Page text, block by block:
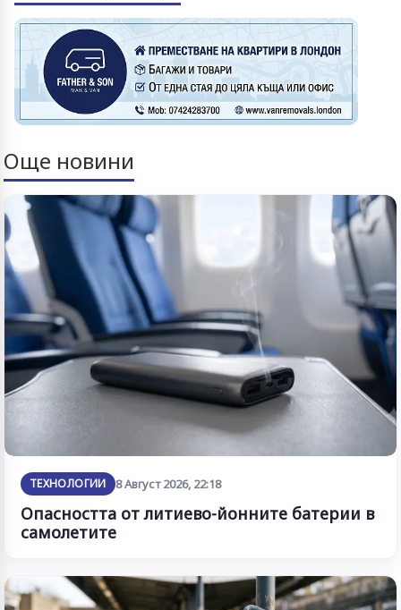
Още новини
ТЕХНОЛОГИИ 8 Август 2026, 22:18
Опасността от литиево-йонните батерии в
самолетите